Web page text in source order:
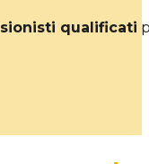
qualificati